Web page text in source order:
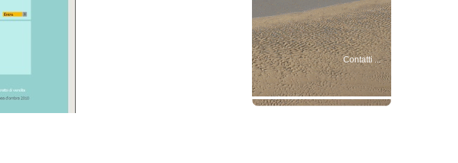
Contatti ...